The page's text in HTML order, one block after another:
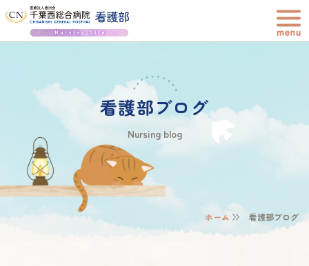
看護部ブログ
Nursing blog
ホーム 看護部ブログ